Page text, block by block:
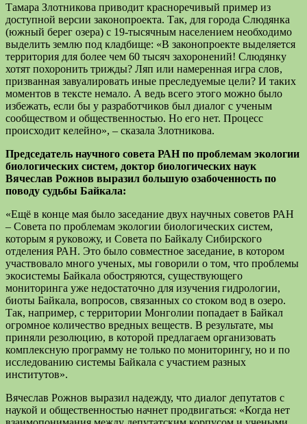
Тамара Злотникова приводит красноречивый пример из
доступной версии законопроекта. Так, для города Слюдянка
(южный берег озера) с 19-тысячным населением необходимо
выделить землю под кладбище: «В законопроекте выделяется
территория для более чем 60 тысяч захоронений! Слюдянку
хотят похоронить трижды? Ляп или намеренная игра слов,
призванная завуалировать иные преследуемые цели? И таких
моментов в тексте немало. А ведь всего этого можно было
избежать, если бы у разработчиков был диалог с ученым
сообществом и общественностью. Но его нет. Процесс
происходит келейно», – сказала Злотникова.
Председатель научного совета РАН по проблемам экологии
биологических систем, доктор биологических наук
Вячеслав Рожнов выразил большую озабоченность по
поводу судьбы Байкала:
«Ещё в конце мая было заседание двух научных советов РАН
– Совета по проблемам экологии биологических систем,
которым я руковожу, и Совета по Байкалу Сибирского
отделения РАН. Это было совместное заседание, в котором
участвовало много ученых, мы говорили о том, что проблемы
экосистемы Байкала обостряются, существующего
мониторинга уже недостаточно для изучения гидрологии,
биоты Байкала, вопросов, связанных со стоком вод в озеро.
Так, например, с территории Монголии попадает в Байкал
огромное количество вредных веществ. В результате, мы
приняли резолюцию, в которой предлагаем организовать
комплексную программу не только по мониторингу, но и по
исследованию системы Байкала с участием разных
институтов».
Вячеслав Рожнов выразил надежду, что диалог депутатов с
наукой и общественностью начнет продвигаться: «Когда нет